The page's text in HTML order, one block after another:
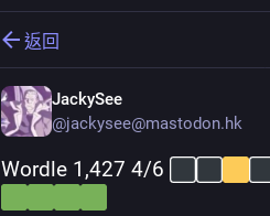
返回
JackySee
@jackysee@mastodon.hk
Wordle 1,427 4/6